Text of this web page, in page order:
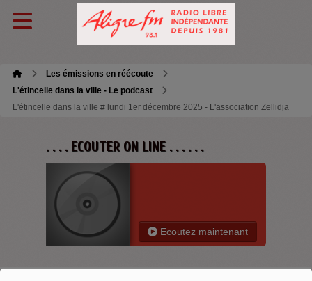
Les émissions en réécoute
L'étincelle dans la ville - Le podcast
L'étincelle dans la ville # lundi 1er décembre 2025 - L'association Zellidja
. . . . ECOUTER ON LINE . . . . . .
Ecoutez maintenant